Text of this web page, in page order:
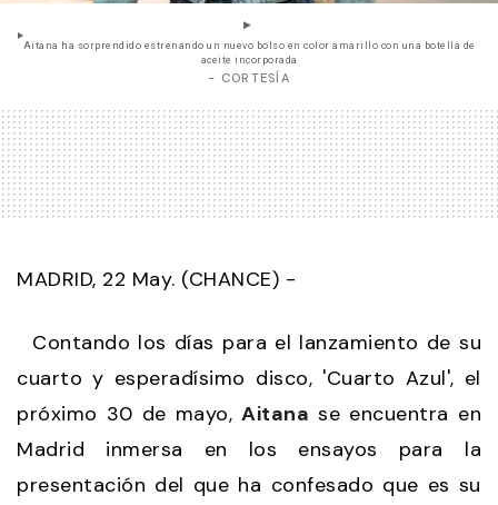
Aitana ha sorprendido estrenando un nuevo bolso en color amarillo con una botella de
aceite incorporada
- CORTESÍA
MADRID, 22 May. (CHANCE) -
Contando los días para el lanzamiento de su
cuarto y esperadísimo disco, 'Cuarto Azul', el
próximo 30 de mayo,Aitana se encuentra en
Madrid inmersa en los ensayos para la
presentación del que ha confesado que es su